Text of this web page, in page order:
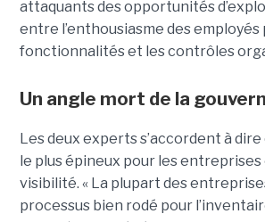
attaquants des opportunités
entre l’enthousiasme des employés
fonctionnalités et les contrôles
Un angle mort de la
Les deux experts s’accordent à
le plus épineux pour les entreprises
visibilité. « La plupart des
processus bien rodé pour